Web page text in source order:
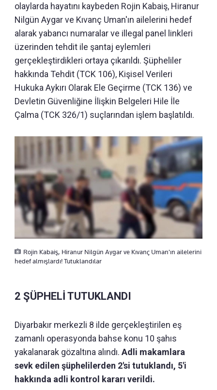
olaylarda hayatını kaybeden Rojin Kabaiş, Hiranur
Nilgün Aygar ve Kıvanç Uman'ın ailelerini hedef
alarak yabancı numaralar ve illegal panel linkleri
üzerinden tehdit ile şantaj eylemleri
gerçekleştirdikleri ortaya çıkarıldı. Şüpheliler
hakkında Tehdit (TCK 106), Kişisel Verileri
Hukuka Aykırı Olarak Ele Geçirme (TCK 136) ve
Devletin Güvenliğine İlişkin Belgeleri Hile İle
Çalma (TCK 326/1) suçlarından işlem başlatıldı.
Rojin Kabaiş, Hiranur Nilgün Aygar ve Kıvanç Uman'ın ailelerini
hedef almışlardı! Tutuklandılar
2 ŞÜPHELİ TUTUKLANDI
Diyarbakır merkezli 8 ilde gerçekleştirilen eş
zamanlı operasyonda bahse konu 10 şahıs
yakalanarak gözaltına alındı. Adli makamlara
sevk edilen şüphelilerden 2'si tutuklandı, 5'i
hakkında adli kontrol kararı verildi.